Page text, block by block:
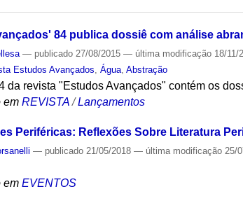
84 publica dossiê com análise
— publicado 27/08/2015— última modificação 18/11/
Estudos Avançados ,Água ,Abstração
da revista "Estudos Avançados" contém os
em REVISTA /Lançamentos
Periféricas: Reflexões Sobre Literatura
— publicado 21/05/2018— última modificação 25/
em EVENTOS